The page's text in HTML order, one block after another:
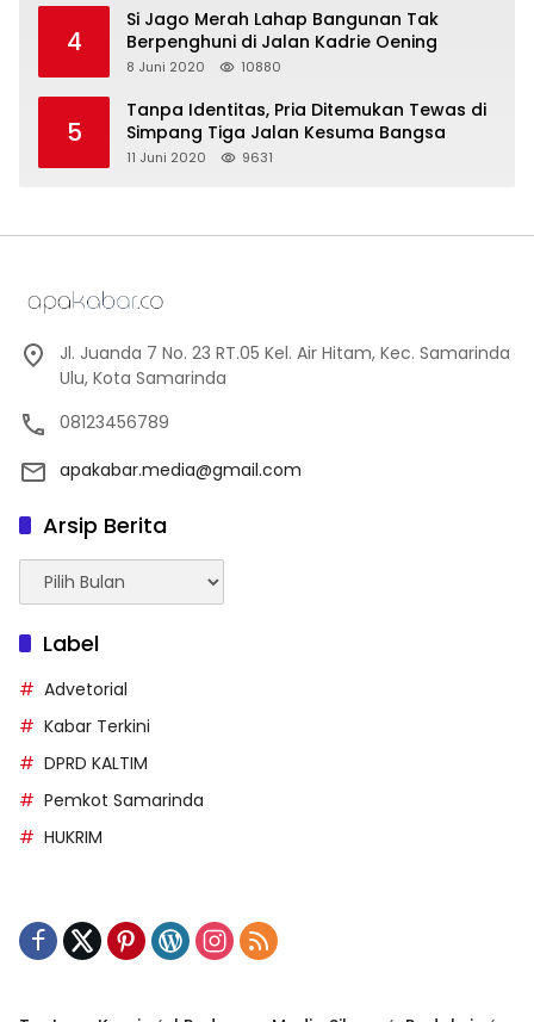
4
Si Jago Merah Lahap Bangunan Tak
Berpenghuni di Jalan Kadrie Oening
8 Juni 2020 10880
5
Tanpa Identitas, Pria Ditemukan Tewas di
Simpang Tiga Jalan Kesuma Bangsa
11 Juni 2020 9631
Jl. Juanda 7 No. 23 RT.05 Kel. Air Hitam, Kec. Samarinda
Ulu, Kota Samarinda
08123456789
apakabar.media@gmail.com
Arsip Berita
Arsip
Berita
Label
Advetorial
Kabar Terkini
DPRD KALTIM
Pemkot Samarinda
HUKRIM